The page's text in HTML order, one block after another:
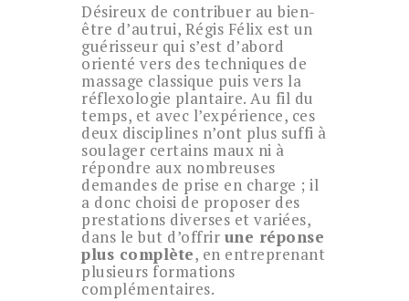
Désireux de contribuer au bien-
être d’autrui, Régis Félix est un
guérisseur qui s’est d’abord
orienté vers des techniques de
massage classique puis vers la
réflexologie plantaire. Au fil du
temps, et avec l’expérience, ces
deux disciplines n’ont plus suffi à
soulager certains maux ni à
répondre aux nombreuses
demandes de prise en charge ; il
a donc choisi de proposer des
prestations diverses et variées,
dans le but d’offrir une réponse
plus complète, en entreprenant
plusieurs formations
complémentaires.